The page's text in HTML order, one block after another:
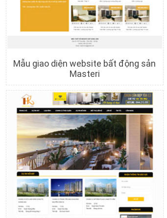
Chi tiết Xem trước
Mẫu giao diện website bất động sản
Masteri